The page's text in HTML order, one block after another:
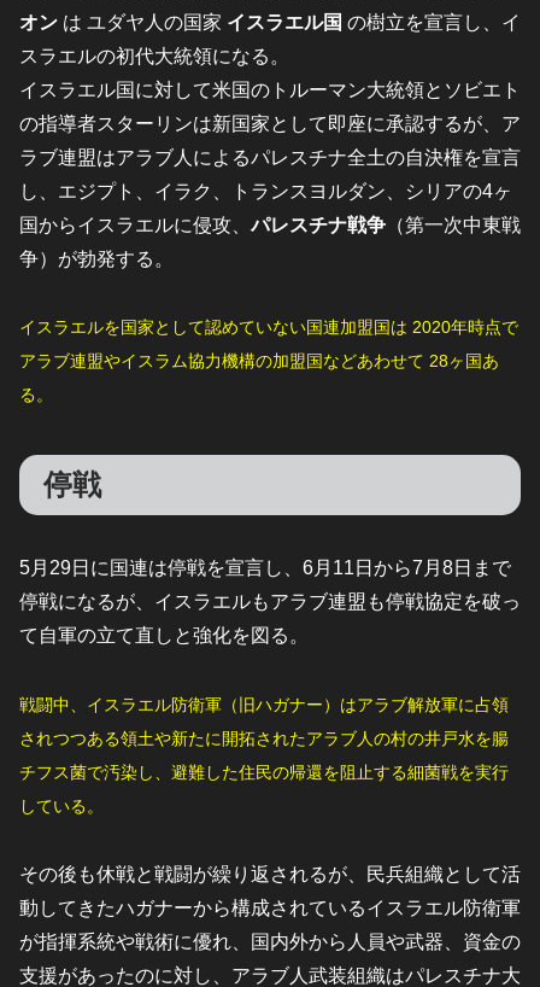
オン は ユダヤ人の国家 イスラエル国 の樹立を宣言し、イ
スラエルの初代大統領になる。
イスラエル国に対して米国のトルーマン大統領とソビエト
の指導者スターリンは新国家として即座に承認するが、ア
ラブ連盟はアラブ人によるパレスチナ全土の自決権を宣言
し、エジプト、イラク、トランスヨルダン、シリアの4ヶ
国からイスラエルに侵攻、パレスチナ戦争 （第一次中東戦
争）が勃発する。
イスラエルを国家として認めていない国連加盟国は 2020年時点で
アラブ連盟やイスラム協力機構の加盟国などあわせて 28ヶ国あ
る。
停戦
5月29日に国連は停戦を宣言し、6月11日から7月8日まで
停戦になるが、イスラエルもアラブ連盟も停戦協定を破っ
て自軍の立て直しと強化を図る。
戦闘中、イスラエル防衛軍（旧ハガナー）はアラブ解放軍に占領
されつつある領土や新たに開拓されたアラブ人の村の井戸水を腸
チフス菌で汚染し、避難した住民の帰還を阻止する細菌戦を実行
している。
その後も休戦と戦闘が繰り返されるが、民兵組織として活
動してきたハガナーから構成されているイスラエル防衛軍
が指揮系統や戦術に優れ、国内外から人員や武器、資金の
支援があったのに対し、アラブ人武装組織はパレスチナ大